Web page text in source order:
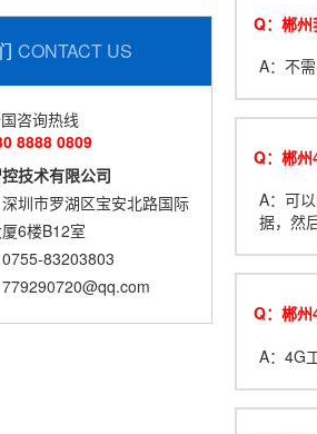
CONTACT US
咨询热线
8888 0809
技术有限公司
圳市罗湖区宝安北路国际
6楼B12室
83203803
Q：郴州
A：不
Q：郴州
A：可
据，然
Q：郴州
A：4G